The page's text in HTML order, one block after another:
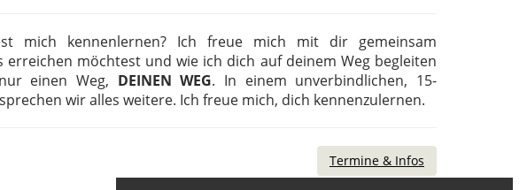
mich kennenlernen? Ich freue mich mit dir gemeinsam
erreichen möchtest und wie ich dich auf deinem Weg begleiten
einen Weg, DEINEN WEG. In einem unverbindlichen, 15-
wir alles weitere. Ich freue mich, dich kennenzulernen.
Termine & Infos